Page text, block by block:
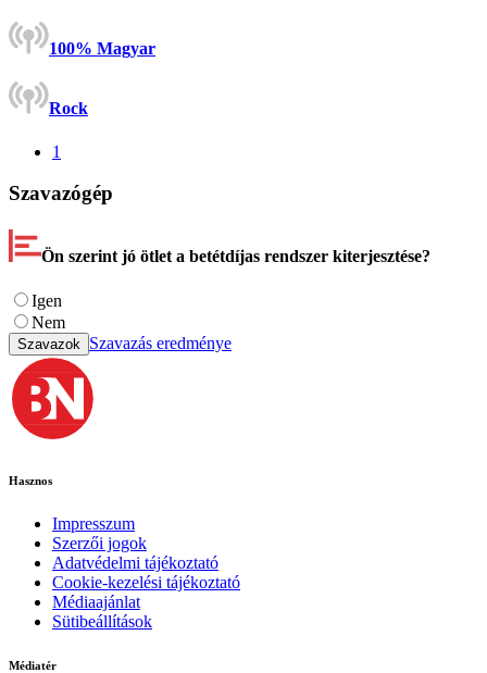
100% Magyar
Rock
1
Szavazógép
Ön szerint jó ötlet a betétdíjas rendszer kiterjesztése?
Igen
Nem
Szavazok Szavazás eredménye
Hasznos
Impresszum
Szerzői jogok
Adatvédelmi tájékoztató
Cookie-kezelési tájékoztató
Médiaajánlat
Sütibeállítások
Médiatér